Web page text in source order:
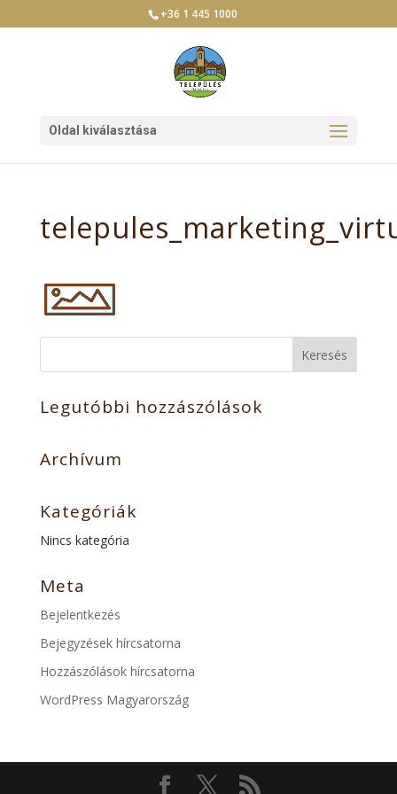
+36 1 445 1000
Oldal kiválasztása
Legutóbbi hozzászólások
Archívum
Kategóriák
Nincs kategória
Meta
Bejelentkezés
Bejegyzések hírcsatorna
Hozzászólások hírcsatorna
WordPress Magyarország